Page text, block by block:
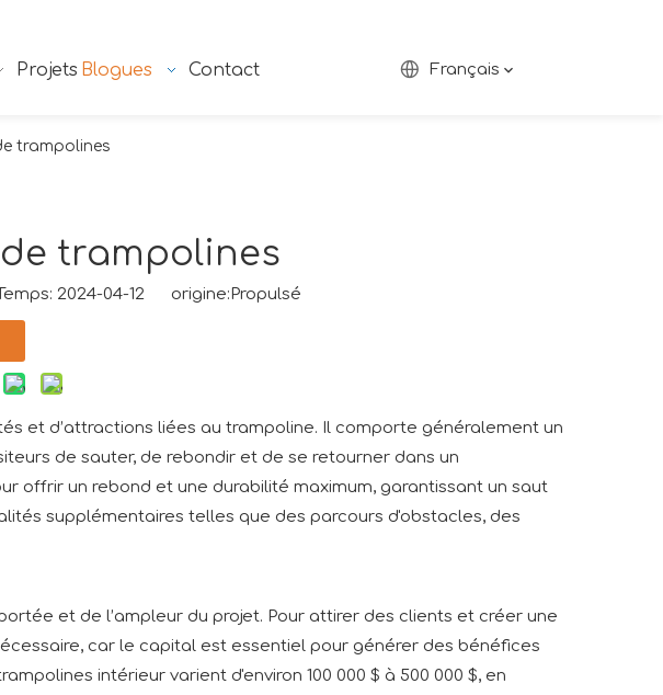
Projets Blogues Contact Français
trampolines
trampolines
2024-04-12 origine:Propulsé
et d’attractions liées au trampoline. Il comporte généralement un
de sauter, de rebondir et de se retourner dans un
offrir un rebond et une durabilité maximum, garantissant un saut
supplémentaires telles que des parcours d'obstacles, des
et de l’ampleur du projet. Pour attirer des clients et créer une
car le capital est essentiel pour générer des bénéfices
intérieur varient d'environ 100 000 $ à 500 000 $, en